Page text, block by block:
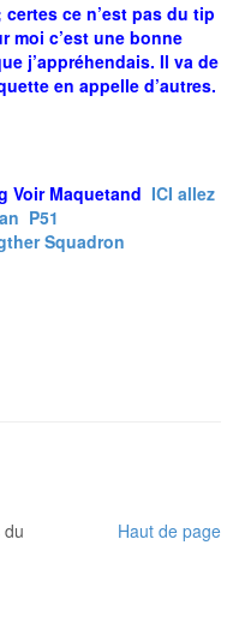
ce n’est pas du tip
moi c’est une bonne
j’appréhendais. Il va de
en appelle d’autres.
Voir Maquetand ICI allez
P51
Squadron
Haut de page